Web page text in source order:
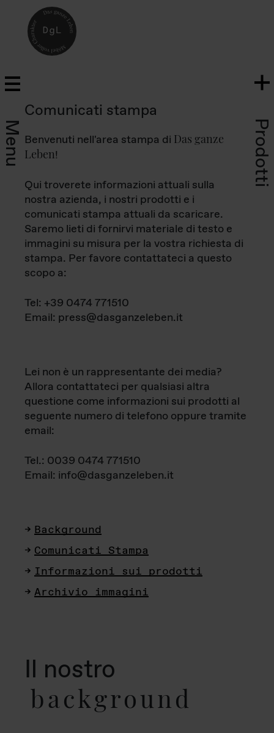
Menu Prodotti
Comunicati stampa
Benvenuti nell'area stampa di Das ganze
Leben!
Qui troverete informazioni attuali sulla
nostra azienda, i nostri prodotti e i
comunicati stampa attuali da scaricare.
Saremo lieti di fornirvi materiale di testo e
immagini su misura per la vostra richiesta di
stampa. Per favore contattateci a questo
scopo a:
Tel: +39 0474 771510
Email: press@dasganzeleben.it
Lei non è un rappresentante dei media?
Allora contattateci per qualsiasi altra
questione come informazioni sui prodotti al
seguente numero di telefono oppure tramite
email:
Tel.: 0039 0474 771510
Email: info@dasganzeleben.it
Background
Comunicati Stampa
Informazioni sui prodotti
Archivio immagini
Il nostro
background